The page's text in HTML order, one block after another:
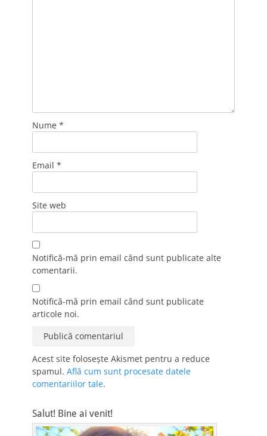
Nume *
Email *
Site web
Notifică-mă prin email când sunt publicate alte
comentarii.
Notifică-mă prin email când sunt publicate
articole noi.
Acest site folosește Akismet pentru a reduce
spamul. Află cum sunt procesate datele
comentariilor tale.
Salut! Bine ai venit!